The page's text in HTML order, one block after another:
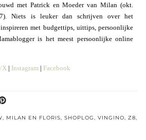
met Patrick en Moeder van Milan (okt.
Niets is leuker dan schrijven over het
met budgettips, uittips, persoonlijke
is het meest persoonlijke online
X | Instagram | Facebook
, MILAN EN FLORIS, SHOPLOG, VINGINO, Z8,